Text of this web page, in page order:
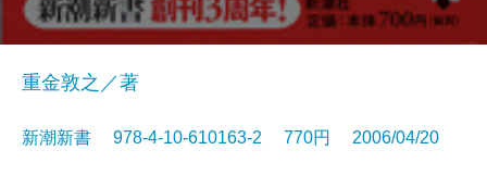
重金敦之／著
新潮新書 978-4-10-610163-2 770円 2006/04/20